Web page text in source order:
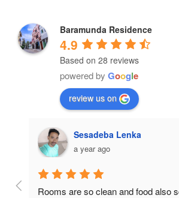
Baramunda Residence
4.9
Based on 28 reviews
powered by Google
review us on
Sesadeba Lenka
a year ago
Rooms are so clean and food also